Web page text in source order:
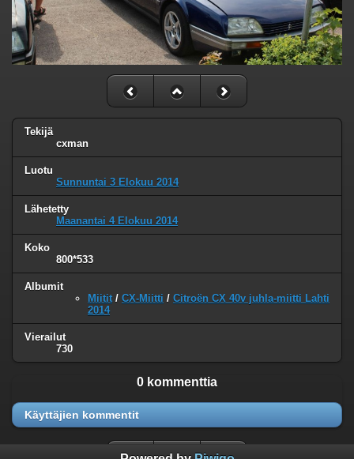
Tekijä
cxman
Luotu
Sunnuntai 3 Elokuu 2014
Lähetetty
Maanantai 4 Elokuu 2014
Koko
800*533
Albumit
Miitit / CX-Miitti / Citroën CX 40v juhla-miitti Lahti
2014
Vierailut
730
0 kommenttia
Käyttäjien kommentit